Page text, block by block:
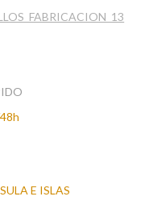
E ISLAS